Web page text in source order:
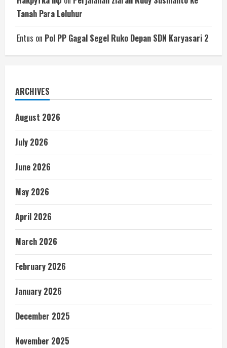
Tanah Para Leluhur
Entus on Pol PP Gagal Segel Ruko Depan SDN Karyasari 2
ARCHIVES
August 2026
July 2026
June 2026
May 2026
April 2026
March 2026
February 2026
January 2026
December 2025
November 2025